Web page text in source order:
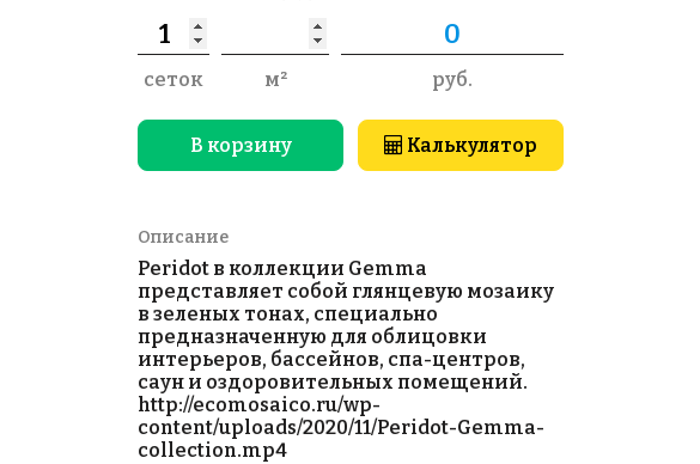
сеток м² руб.
В корзину Калькулятор
Описание
Peridot в коллекции Gemma
представляет собой глянцевую мозаику
в зеленых тонах, специально
предназначенную для облицовки
интерьеров, бассейнов, спа-центров,
саун и оздоровительных помещений.
http://ecomosaico.ru/wp-
content/uploads/2020/11/Peridot-Gemma-
collection.mp4